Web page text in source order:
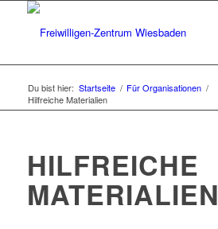
Du bist hier: Startseite / Für Organisationen /
Hilfreiche Materialien
HILFREICHE
MATERIALIEN